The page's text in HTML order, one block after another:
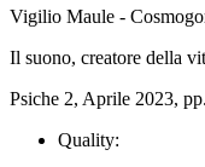
Vigilio Maule -
Il suono, creatore della
Psiche 2, Aprile 2023,
Quality: